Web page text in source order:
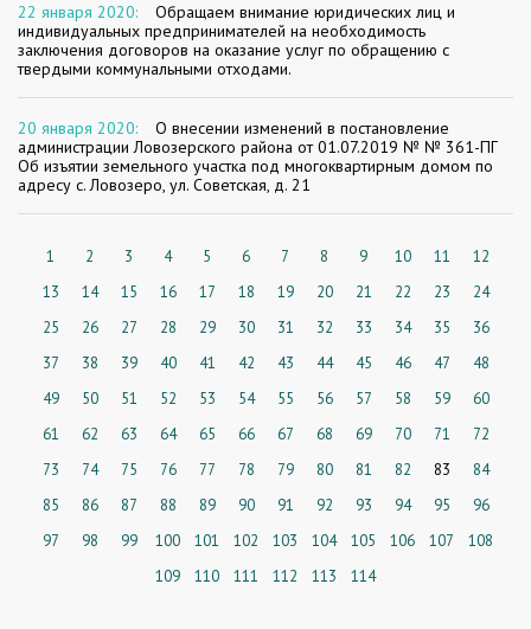
22 января 2020:
Обращаем внимание юридических лиц и
индивидуальных предпринимателей на необходимость
заключения договоров на оказание услуг по обращению с
твердыми коммунальными отходами.
20 января 2020:
О внесении изменений в постановление
администрации Ловозерского района от 01.07.2019 № № 361-ПГ
Об изъятии земельного участка под многоквартирным домом по
адресу с. Ловозеро, ул. Советская, д. 21
1 2 3 4 5 6 7 8 9 10 11
12
13
14 15 16 17 18 19 20 21 22 23
24
25
26 27 28 29 30 31 32 33 34 35
36
37
38 39 40 41 42 43 44 45 46 47
48
49
50 51 52 53 54 55 56 57 58 59
60
61
62 63 64 65 66 67 68 69 70 71
72
73
74 75 76 77 78 79 80 81 82 83
84
85
86 87 88 89 90 91 92 93 94 95
96
97
98 99 100 101 102 103 104 105 106 107
108
109
110 111 112 113 114